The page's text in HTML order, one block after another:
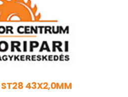
ST28 43X2,0MM